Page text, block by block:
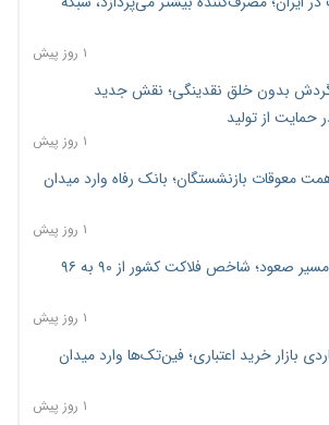
۱ روز پیش
گردش بدون خلق نقدینگی؛ نقش جدید
حمایت از تولید
۱ روز پیش
تأمین ۸۰ همت معوقات بازنشستگان؛ بانک رفاه وارد میدان
۱ روز پیش
فشار اقتصادی در مسیر صعود؛ شاخص فلاکت کشور از ۹۰ به ۹۶
۱ روز پیش
میلیاردی بازار خرید اعتباری؛ فین‌تک‌ها وارد میدان
۱ روز پیش